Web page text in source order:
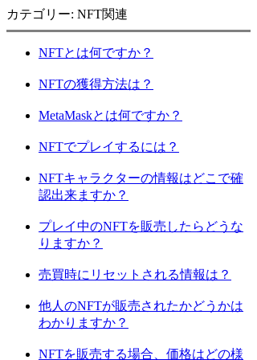
カテゴリー: NFT関連
NFTとは何ですか？
NFTの獲得方法は？
MetaMaskとは何ですか？
NFTでプレイするには？
NFTキャラクターの情報はどこで確
認出来ますか？
プレイ中のNFTを販売したらどうな
りますか？
売買時にリセットされる情報は？
他人のNFTが販売されたかどうかは
わかりますか？
NFTを販売する場合、価格はどの様